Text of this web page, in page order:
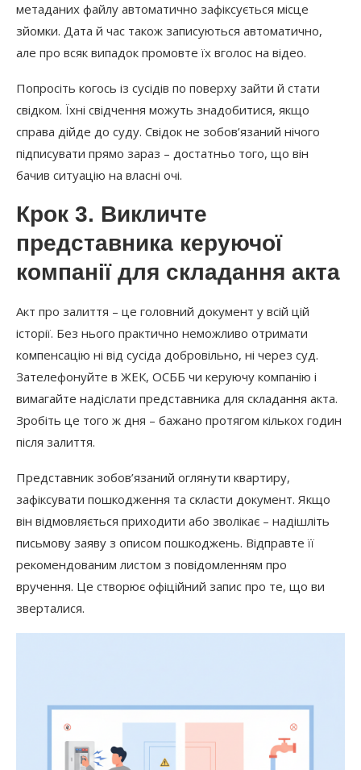
метаданих файлу автоматично зафіксується місце
зйомки. Дата й час також записуються автоматично,
але про всяк випадок промовте їх вголос на відео.
Попросіть когось із сусідів по поверху зайти й стати
свідком. Їхні свідчення можуть знадобитися, якщо
справа дійде до суду. Свідок не зобов’язаний нічого
підписувати прямо зараз – достатньо того, що він
бачив ситуацію на власні очі.
Крок 3. Викличте
представника керуючої
компанії для складання акта
Акт про залиття – це головний документ у всій цій
історії. Без нього практично неможливо отримати
компенсацію ні від сусіда добровільно, ні через суд.
Зателефонуйте в ЖЕК, ОСББ чи керуючу компанію і
вимагайте надіслати представника для складання акта.
Зробіть це того ж дня – бажано протягом кількох годин
після залиття.
Представник зобов’язаний оглянути квартиру,
зафіксувати пошкодження та скласти документ. Якщо
він відмовляється приходити або зволікає – надішліть
письмову заяву з описом пошкоджень. Відправте її
рекомендованим листом з повідомленням про
вручення. Це створює офіційний запис про те, що ви
зверталися.